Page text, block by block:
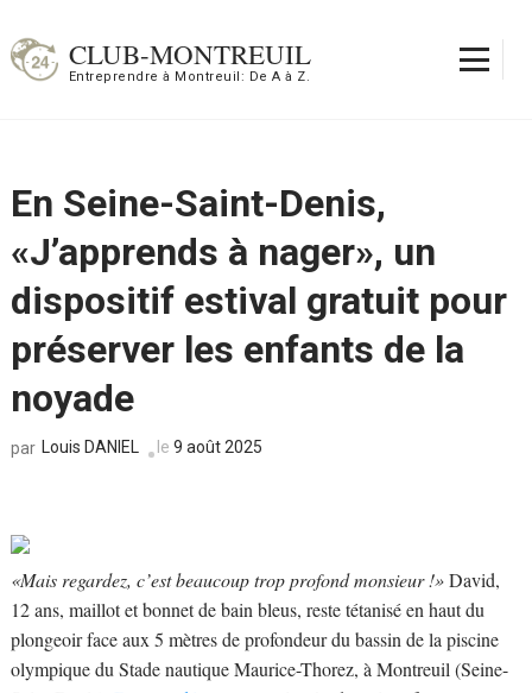
au
contenu
CLUB-MONTREUIL
Entreprendre à Montreuil: De A à Z.
En Seine-Saint-Denis,
«J’apprends à nager», un
dispositif estival gratuit pour
préserver les enfants de la
noyade
par Louis DANIEL le 9 août 2025
«Mais regardez, c’est beaucoup trop profond monsieur !»David,
12 ans, maillot et bonnet de bain bleus, reste tétanisé en haut du
plongeoir face aux 5 mètres de profondeur du bassin de la piscine
olympique du Stade nautique Maurice-Thorez, à Montreuil (Seine-